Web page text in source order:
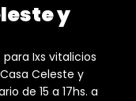
y
Ixs vitalicios
Celeste y
de 15 a 17hs. a